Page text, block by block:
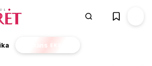
Finans EKSTRA